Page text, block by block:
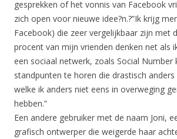
gesprekken of het vonnis van Facebook
zich open voor nieuwe idee?n.?”Ik krijg
Facebook) die zeer vergelijkbaar zijn met
procent van mijn vrienden denken net als
een sociaal netwerk, zoals Social Number
standpunten te horen die drastisch
welke ik anders niet eens in overweging
hebben.”
Een andere gebruiker met de naam Joni,
grafisch ontwerper die weigerde haar